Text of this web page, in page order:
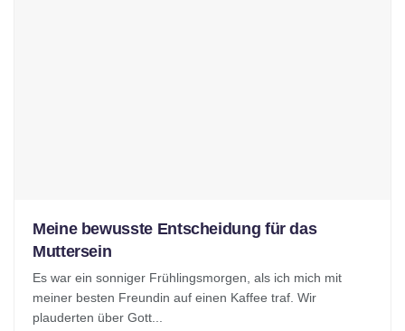
Meine bewusste Entscheidung für das
Muttersein
Es war ein sonniger Frühlingsmorgen, als ich mich mit
meiner besten Freundin auf einen Kaffee traf. Wir
plauderten über Gott...